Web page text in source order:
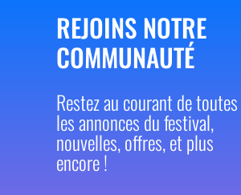
REJOINS NOTRE
COMMUNAUTÉ
Restez au courant de toutes
les annonces du festival,
nouvelles, offres, et plus
encore !